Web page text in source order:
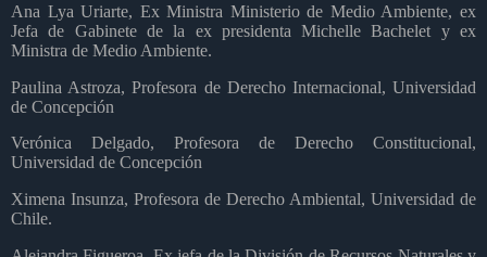
Ana Lya Uriarte, Ex Ministra Ministerio de Medio Ambiente, ex
Jefa de Gabinete de la ex presidenta Michelle Bachelet y ex
Ministra de Medio Ambiente.
Paulina Astroza, Profesora de Derecho Internacional, Universidad
de Concepción
Verónica Delgado, Profesora de Derecho Constitucional,
Universidad de Concepción
Ximena Insunza, Profesora de Derecho Ambiental, Universidad de
Chile.